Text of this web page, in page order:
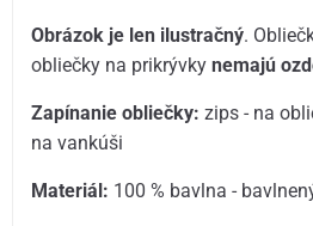
Obrázok je len ilustračný.
obliečky na prikrývkynemajú
Zapínanie obliečky: zips - na
na vankúši
Materiál: 100 % bavlna -